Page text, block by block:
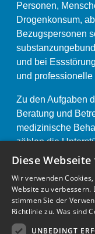
Personen,
Drogenkonsum,
Bezugspersonen
und bei
und professionelle
Zu den Aufgaben
Beratung und
medizinische
zählen die
Arbeits- oder
Therapie.
Impressum und
Diese
Wir verwenden
Website zu verbessern.
stimmen Sie der
Richtlinie zu. Was sind
UNBEDINGT